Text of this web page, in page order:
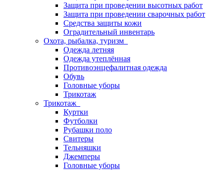
Защита при проведении высотных работ
Защита при проведении сварочных работ
Средства защиты кожи
Оградительный инвентарь
Охота, рыбалка, туризм
Одежда летняя
Одежда утеплённая
Противоэнцефалитная одежда
Обувь
Головные уборы
Трикотаж
Трикотаж
Куртки
Футболки
Рубашки поло
Свитеры
Тельняшки
Джемперы
Головные уборы